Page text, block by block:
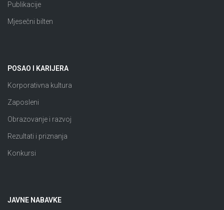
Publikacije
Mjesečni bilten
POSAO I KARIJERA
Korporativna kultura
Zaposleni
Obrazovanje i razvoj
Rezultati i priznanja
Konkursi
JAVNE NABAVKE